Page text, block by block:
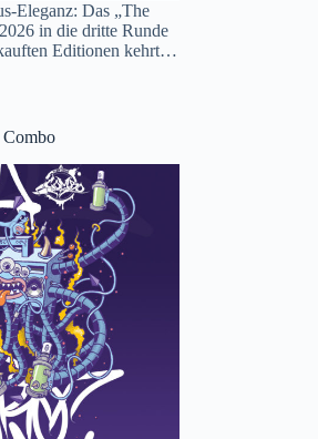
Eleganz: Das „The
in die dritte Runde
Editionen kehrt…
Combo